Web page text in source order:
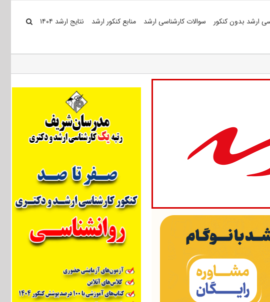
ارشد بدون کنکور سوالات کارشناسی ارشد منابع کنکور ارشد نتایج ارشد ۱۴۰۴